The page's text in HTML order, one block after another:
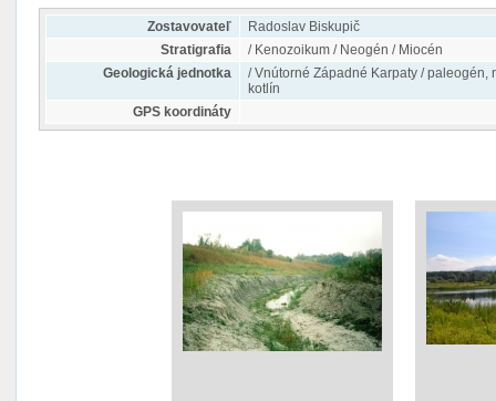
Zostavovateľ
Radoslav Biskupič
Stratigrafia
/ Kenozoikum / Neogén / Miocén
Geologická jednotka
/ Vnútorné Západné Karpaty / paleogén,
kotlín
GPS koordináty